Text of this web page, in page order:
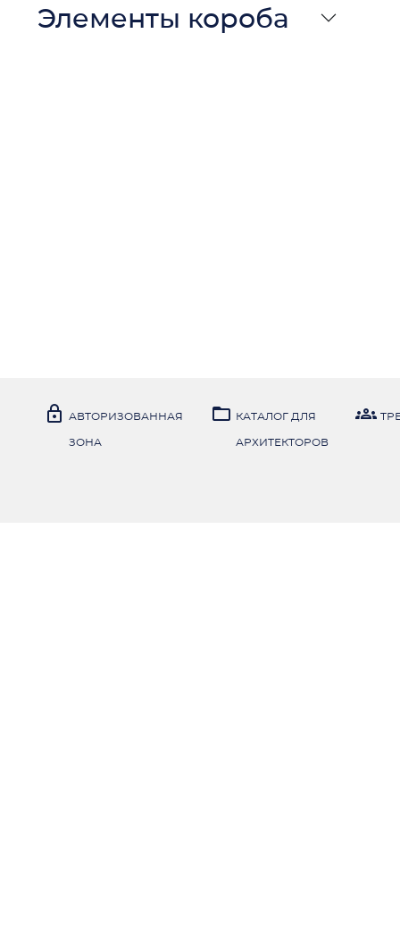
Элементы короба
 АВТОРИЗОВАННАЯ
ЗОНА
 КАТАЛОГ ДЛЯ
АРХИТЕКТОРОВ
